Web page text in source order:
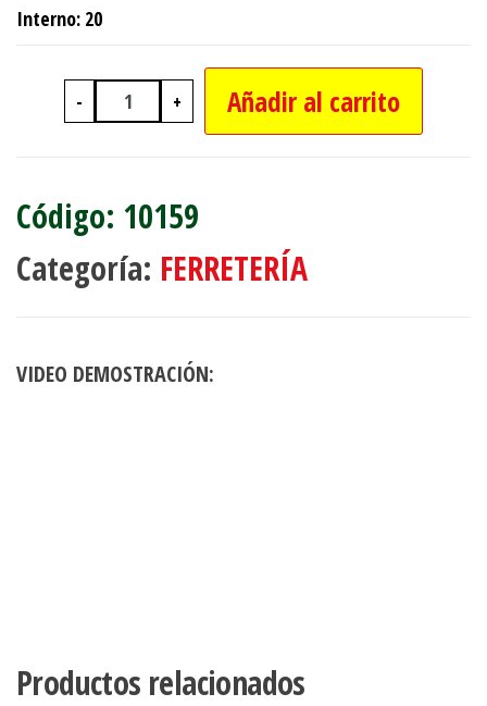
Interno: 20
-
ESTAÑO 0.8MM X 100 GRAMOS
+ Añadir al carrito
10159
Categoría: FERRETERÍA
VIDEO DEMOSTRACIÓN:
Productos relacionados